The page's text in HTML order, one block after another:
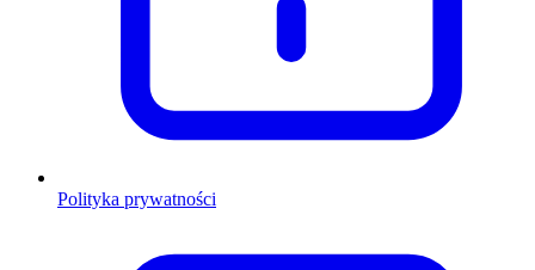
Polityka prywatności